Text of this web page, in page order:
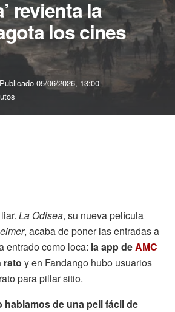
revienta la
los cines
Publicado 05/06/2026, 13:00
La Odisea, su nueva película
, acaba de poner las entradas a
entrado como loca: la app deAMC
rato y en Fandango hubo usuarios
para pillar sitio.
hablamos de una peli fácil de